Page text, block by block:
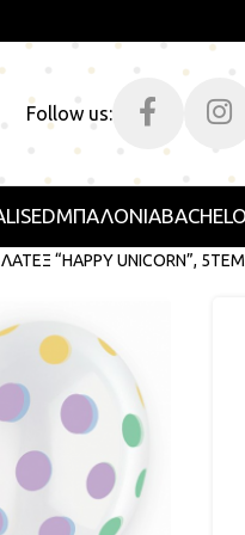
Follow us:
ΜΠΑΛΟΝΙΑ
“HAPPY UNICORN”,